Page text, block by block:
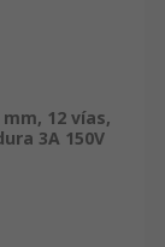
12 vías,
3A 150V